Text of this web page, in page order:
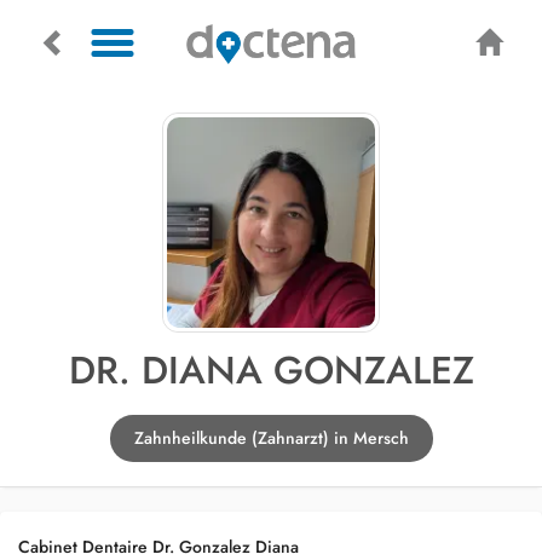
DR. DIANA GONZALEZ
Zahnheilkunde (Zahnarzt) in Mersch
Cabinet Dentaire Dr. Gonzalez Diana